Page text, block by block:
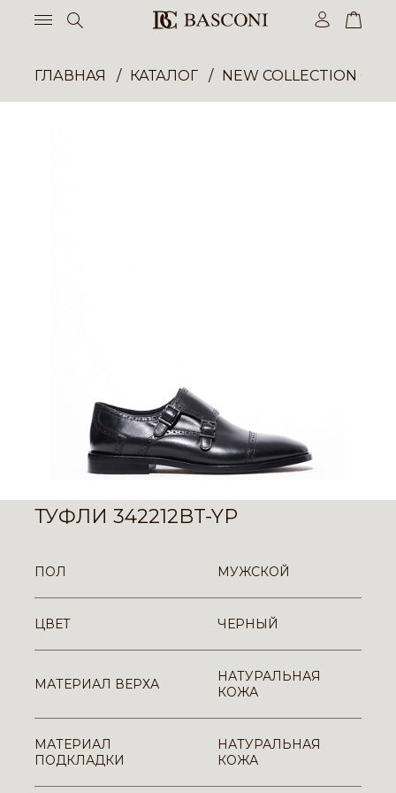
ГЛАВНАЯ КАТАЛОГ NEW COLLECTION
ТУФЛИ 342212BT-YP
ПОЛ МУЖСКОЙ
ЦВЕТ ЧЕРНЫЙ
МАТЕРИАЛ ВЕРХА
НАТУРАЛЬНАЯ
КОЖА
МАТЕРИАЛ
ПОДКЛАДКИ
НАТУРАЛЬНАЯ
КОЖА